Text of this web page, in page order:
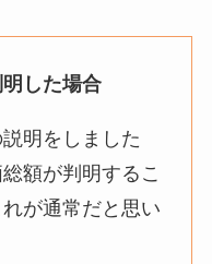
した場合
明をしました
額が判明するこ
が通常だと思い